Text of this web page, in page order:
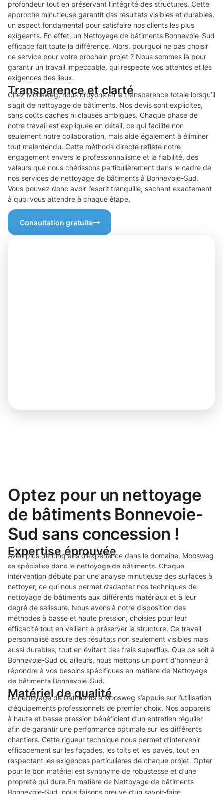
profondeur tout en préservant l’intégrité des structures. Cette
approche minutieuse garantit des résultats visibles et durables,
un aspect fondamental pour satisfaire nos clients les plus
exigeants. En effet, un Nettoyage de bâtiments Bonnevoie-Sud
efficace fait toute la différence. Alors, pourquoi ne pas choisir
ce service pour votre prochain projet ? Nous sommes là pour
garantir un travail impeccable, qui respecte vos attentes et les
exigences des lieux.
Transparence et clarté
Chez Moosweg, nous croyons en la transparence totale lorsqu’il
s’agit de nettoyage de bâtiments. Nos devis sont explicites,
sans coûts cachés ni clauses ambigües. Chaque phase de
notre travail est expliquée en détail, ce qui facilite non
seulement notre collaboration, mais aide également à éliminer
tout malentendu. Cette méthode directe reflète notre
engagement envers le professionnalisme et la fiabilité, des
valeurs que nous chérissons particulièrement dans le cadre de
nos services de nettoyage de bâtiments à Bonnevoie-Sud.
Vous pouvez donc avoir l’esprit tranquille, sachant exactement
à quoi vous attendre à chaque étape.
Consultation gratuite
Optez pour un nettoyage
de bâtiments Bonnevoie-
Sud sans concession !
Expertise éprouvée
Avec plus de cinq ans d’expérience dans le domaine, Moosweg
se spécialise dans le nettoyage de bâtiments. Chaque
intervention débute par une analyse minutieuse des surfaces à
nettoyer, ce qui nous permet d’adapter nos techniques de
nettoyage de bâtiments aux différents matériaux et à leur
degré de salissure. Nous avons à notre disposition des
méthodes à basse et haute pression, choisies pour leur
efficacité tout en veillant à préserver la structure. Ce travail
personnalisé assure des résultats non seulement visibles mais
aussi durables, tout en évitant des frais superflus. Que ce soit à
Bonnevoie-Sud ou ailleurs, nous mettons un point d’honneur à
répondre à vos besoins spécifiques en matière de Nettoyage
de bâtiments Bonnevoie-Sud.
Matériel de qualité
Le nettoyage de bâtiments à Moosweg s’appuie sur l’utilisation
d’équipements professionnels de premier choix. Nos appareils
à haute et basse pression bénéficient d’un entretien régulier
afin de garantir une performance optimale sur les différents
chantiers. Cette rigueur technique nous permet d’intervenir
efficacement sur les façades, les toits et les pavés, tout en
respectant les exigences particulières de chaque projet. Opter
pour le bon matériel est synonyme de robustesse et d’une
propreté qui dure.En matière de Nettoyage de bâtiments
Bonnevoie-Sud, nous faisons preuve d’un savoir-faire